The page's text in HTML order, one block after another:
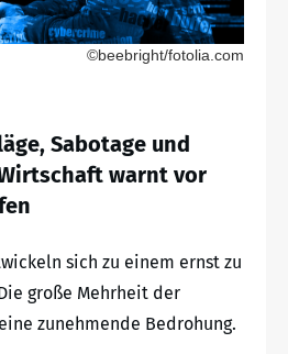
©beebright/fotolia.com
Sabotage und
warnt vor
sich zu einem ernst zu
große Mehrheit der
zunehmende Bedrohung.